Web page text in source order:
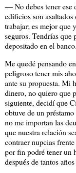
― No debes tener ese
edificios son asaltados
trabajar; es mejor que
seguros. Tendrías que
depositado en el banco.
Me quedé pensando
peligroso tener mis
ante su propuesta. Mi
dinero, no quiero que
siguiente, decidí que
obtuve de un
no me importan las
que nuestra relación
contraer nupcias
por fin podré tener un
después de tantos